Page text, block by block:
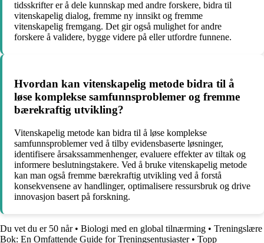
tidsskrifter er å dele kunnskap med andre forskere, bidra til
vitenskapelig dialog, fremme ny innsikt og fremme
vitenskapelig fremgang. Det gir også mulighet for andre
forskere å validere, bygge videre på eller utfordre funnene.
Hvordan kan vitenskapelig metode bidra til å
løse komplekse samfunnsproblemer og fremme
bærekraftig utvikling?
Vitenskapelig metode kan bidra til å løse komplekse
samfunnsproblemer ved å tilby evidensbaserte løsninger,
identifisere årsakssammenhenger, evaluere effekter av tiltak og
informere beslutningstakere. Ved å bruke vitenskapelig metode
kan man også fremme bærekraftig utvikling ved å forstå
konsekvensene av handlinger, optimalisere ressursbruk og drive
innovasjon basert på forskning.
Du vet du er 50 når• Biologi med en global tilnærming • Treningslære
Bok: En Omfattende Guide for Treningsentusiaster• Topp